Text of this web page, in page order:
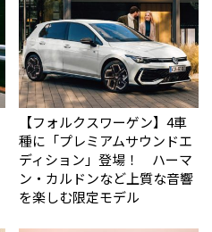
【フォルクスワーゲン】4車
種に「プレミアムサウンドエ
ディション」登場！ ハーマ
ン・カルドンなど上質な音響
を楽しむ限定モデル